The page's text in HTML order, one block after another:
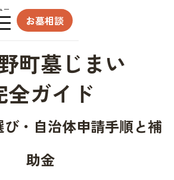
ー
お墓相談
町墓じまい
全ガイド
び・自治体申請手順と補
助金